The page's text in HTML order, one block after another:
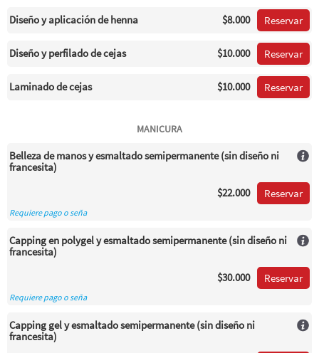
Diseño y aplicación de henna $8.000 Reservar
Diseño y perfilado de cejas $10.000 Reservar
Laminado de cejas $10.000 Reservar
MANICURA
Belleza de manos y esmaltado semipermanente (sin diseño ni
francesita)
$22.000
Reservar
Requiere pago o seña
Capping en polygel y esmaltado semipermanente (sin diseño ni
francesita)
$30.000
Reservar
Requiere pago o seña
Capping gel y esmaltado semipermanente (sin diseño ni
francesita)